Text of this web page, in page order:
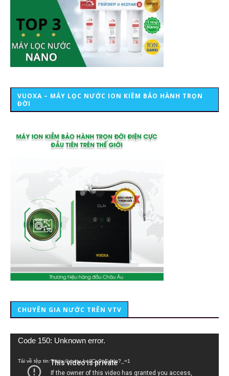
VUOXA – MÁY LỌC NƯỚC ION KIỀM BẢO HÀNH TRỌN
ĐỜI
CHUYÊN GIA NƯỚC TRÊN VTV
Trình
Code 150: Unknown error.
Tải về tệp tin: https://youtu.be/lCiy9qEdklo?_=1